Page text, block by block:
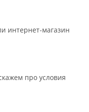
интернет-магазин
про условия